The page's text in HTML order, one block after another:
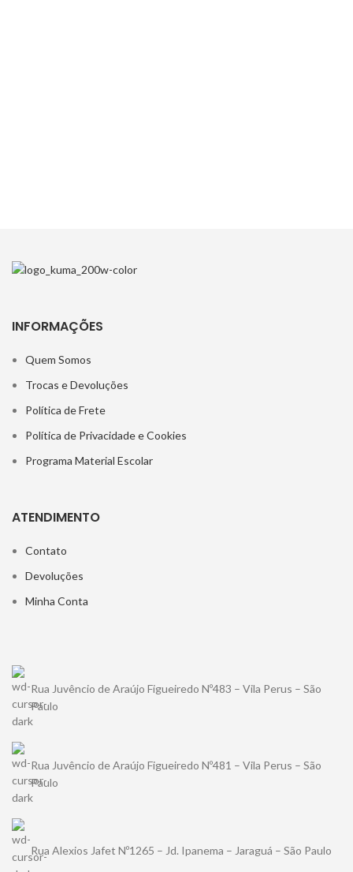
INFORMAÇÕES
Quem Somos
Trocas e Devoluções
Política de Frete
Política de Privacidade e Cookies
Programa Material Escolar
ATENDIMENTO
Contato
Devoluções
Minha Conta
Rua Juvêncio de Araújo Figueiredo Nº483 – Vila Perus – São
Paulo
Rua Juvêncio de Araújo Figueiredo Nº481 – Vila Perus – São
Paulo
Rua Alexios Jafet Nº1265 – Jd. Ipanema – Jaraguá – São Paulo